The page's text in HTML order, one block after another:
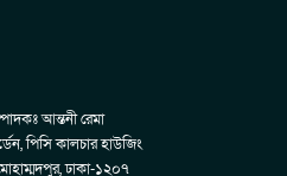
আন্তনী রেমা
পিসি কালচার হাউজিং
ঢাকা-১২০৭